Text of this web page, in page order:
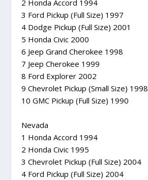
2 Honda Accord 1994
3 Ford Pickup (Full Size) 1997
4 Dodge Pickup (Full Size) 2001
5 Honda Civic 2000
6 Jeep Grand Cherokee 1998
7 Jeep Cherokee 1999
8 Ford Explorer 2002
9 Chevrolet Pickup (Small Size) 1998
10 GMC Pickup (Full Size) 1990
Nevada
1 Honda Accord 1994
2 Honda Civic 1995
3 Chevrolet Pickup (Full Size) 2004
4 Ford Pickup (Full Size) 2004